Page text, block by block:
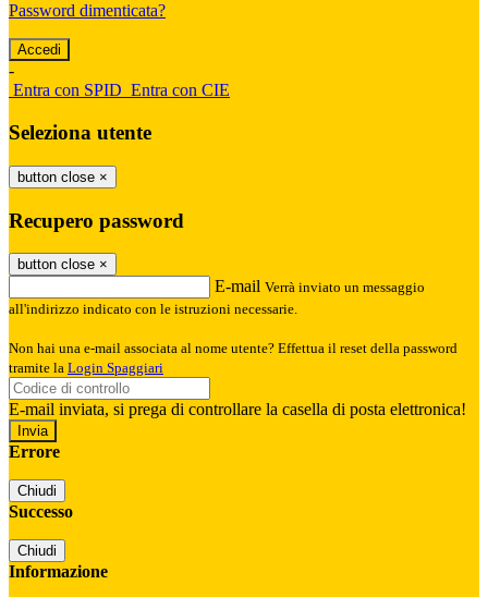
Password dimenticata?
-
Entra con SPID Entra con CIE
Seleziona utente
button close ×
Recupero password
button close ×
E-mail Verrà inviato un messaggio
all'indirizzo indicato con le istruzioni necessarie.
Non hai una e-mail associata al nome utente? Effettua il reset della password
tramite la Login Spaggiari
E-mail inviata, si prega di controllare la casella di posta elettronica!
Errore
Chiudi
Successo
Chiudi
Informazione